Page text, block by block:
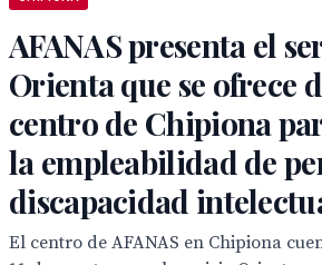
AFANAS presenta el
Orienta que se ofrece
centro de Chipiona
la empleabilidad de
discapacidad
El centro de AFANAS en Chipiona